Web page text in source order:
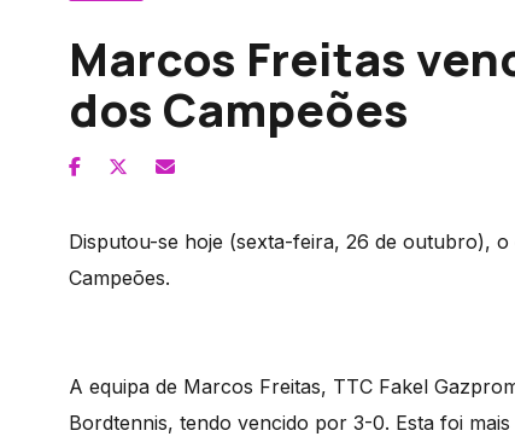
Marcos Freitas
dos Campeões
Disputou-se hoje (sexta-feira, 26 de outubro),
Campeões.
A equipa de Marcos Freitas, TTC Fakel
Bordtennis, tendo vencido por 3-0. Esta foi